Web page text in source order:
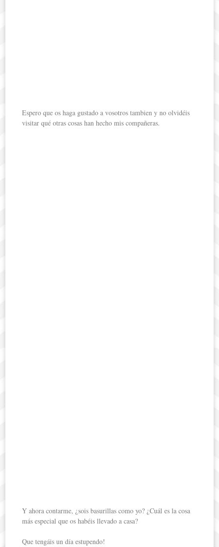
Espero que os haga gustado a vosotros tambien y no olvidéis
visitar qué otras cosas han hecho mis compañeras.
Y ahora contarme, ¿sois basurillas como yo? ¿Cuál es la cosa
más especial que os habéis llevado a casa?
Que tengáis un día estupendo!